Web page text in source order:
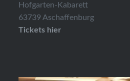
Hofgarten-Kabarett
63739 Aschaffenburg
Tickets hier